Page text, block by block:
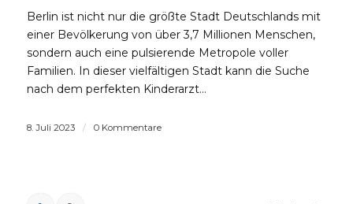
Berlin ist nicht nur die größte Stadt Deutschlands mit
einer Bevölkerung von über 3,7 Millionen Menschen,
sondern auch eine pulsierende Metropole voller
Familien. In dieser vielfältigen Stadt kann die Suche
nach dem perfekten Kinderarzt…
8. Juli 2023 / 0 Kommentare